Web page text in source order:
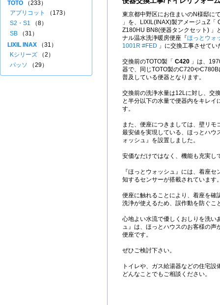
東京都中野区にお住まいのN様邸に
」を、LIXIL(INAX)製アメージュZ「
Z180HU BN8(便器タンクセット) 」
ナル温水洗浄暖房便座『ほっとウォ
1001R #FED 」に交換工事させて
交換前のTOTO製「 C420 」は、
器で、同じTOTO製のC720や
普及している便器となります。
交換前の洗浄水量は12Lに対し、交
と半分以下の水量で便器内をキレイ
す。
また、便座につきましては、壁リモ
最安値を実現している、ほっとハウ
ォッシュ』を設置しました。
安価なだけではなく、機能も充実し
『ほっとウォッシュ』には、着座
知するセンサーが搭載されています
便座に触れることにより、着座を確
洗浄が使えるため、誤作動を防ぐこ
心地よい水流で優しくおしりを洗い
ュ』は、ほっとハウスのお客様の声
便座です。
ぜひご検討下さい。
トイレや、ガス給湯器などの住宅
どんなことでもご相談ください。
TOTO （233）
アプリコット
（173）
S2・S1 （8）
SB （31）
LIXIL INAX （31）
Kシリーズ （2）
パッソ （29）